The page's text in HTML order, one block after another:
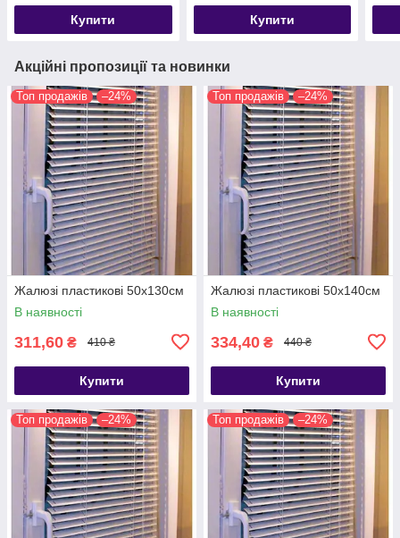
Купити Купити
Акційні пропозиції та новинки
Топ продажів –24%
Жалюзі пластикові 50х130см
В наявності
311,60 ₴ 410 ₴
Купити
Топ продажів –24%
Жалюзі пластикові 50х140см
В наявності
334,40 ₴ 440 ₴
Купити
Топ продажів –24% Топ продажів –24%